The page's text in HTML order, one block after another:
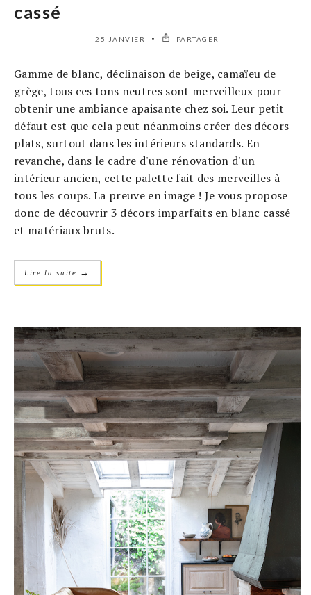
cassé
25 JANVIER PARTAGER
Gamme de blanc, déclinaison de beige, camaïeu de
grège, tous ces tons neutres sont merveilleux pour
obtenir une ambiance apaisante chez soi. Leur petit
défaut est que cela peut néanmoins créer des décors
plats, surtout dans les intérieurs standards. En
revanche, dans le cadre d'une rénovation d'un
intérieur ancien, cette palette fait des merveilles à
tous les coups. La preuve en image ! Je vous propose
donc de découvrir 3 décors imparfaits en blanc cassé
et matériaux bruts.
Lire la suite →